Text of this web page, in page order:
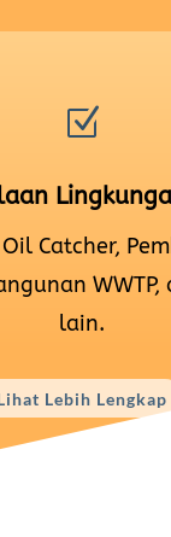
Z
Catcher,
lain.
Lebih Lengkap